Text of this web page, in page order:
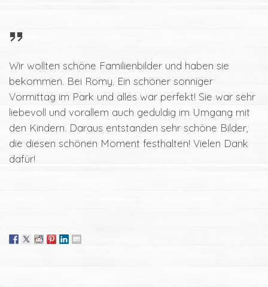
Wir wollten schöne Familienbilder und haben sie
bekommen. Bei Romy. Ein schöner sonniger
Vormittag im Park und alles war perfekt! Sie war sehr
liebevoll und vorallem auch geduldig im Umgang mit
den Kindern. Daraus entstanden sehr schöne Bilder,
die diesen schönen Moment festhalten! Vielen Dank
dafür!